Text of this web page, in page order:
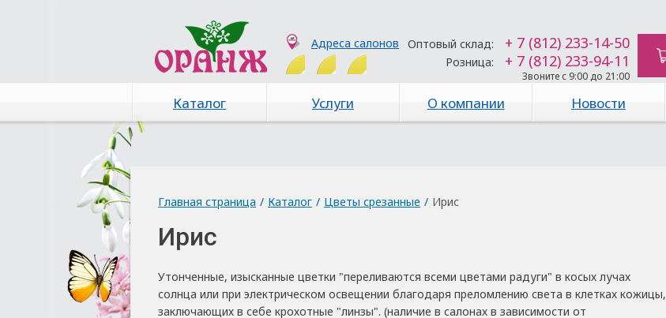
Адреса салонов Оптовый склад: + 7 (812) 233-14-50
Розница: + 7 (812) 233-94-11
Звоните с 9:00 до 21:00
Каталог Услуги О компании Новости
Главная страница / Каталог / Цветы срезанные / Ирис
Ирис
Утонченные, изысканные цветки "переливаются всеми цветами радуги" в косых лучах
солнца или при электрическом освещении благодаря преломлению света в клетках кожицы,
заключающих в себе крохотные "линзы". (наличие в салонах в зависимости от